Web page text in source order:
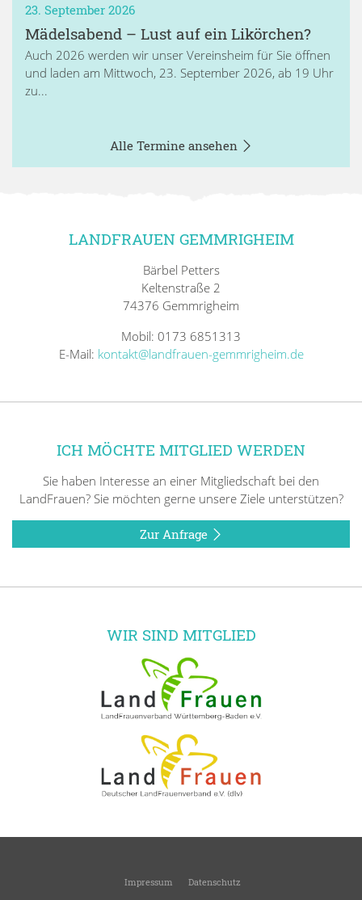
23. September 2026
Mädelsabend – Lust auf ein Likörchen?
Auch 2026 werden wir unser Vereinsheim für Sie öffnen
und laden am Mittwoch, 23. September 2026, ab 19 Uhr
zu...
Alle Termine ansehen
LANDFRAUEN GEMMRIGHEIM
Bärbel Petters
Keltenstraße 2
74376 Gemmrigheim
Mobil: 0173 6851313
E-Mail: kontakt@landfrauen-gemmrigheim.de
ICH MÖCHTE MITGLIED WERDEN
Sie haben Interesse an einer Mitgliedschaft bei den
LandFrauen? Sie möchten gerne unsere Ziele unterstützen?
Zur Anfrage
WIR SIND MITGLIED
Impressum
Datenschutz